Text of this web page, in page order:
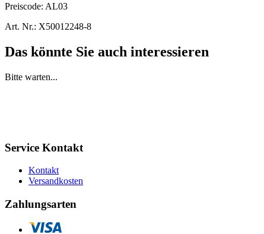
Preiscode: AL03
Art. Nr.: X50012248-8
Das könnte Sie auch interessieren
Bitte warten...
Service Kontakt
Kontakt
Versandkosten
Zahlungsarten